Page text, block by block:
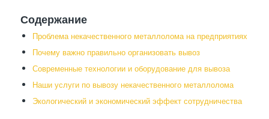
Содержание
Проблема некачественного металлолома на предприятиях
Почему важно правильно организовать вывоз
Современные технологии и оборудование для вывоза
Наши услуги по вывозу некачественного металлолома
Экологический и экономический эффект сотрудничества